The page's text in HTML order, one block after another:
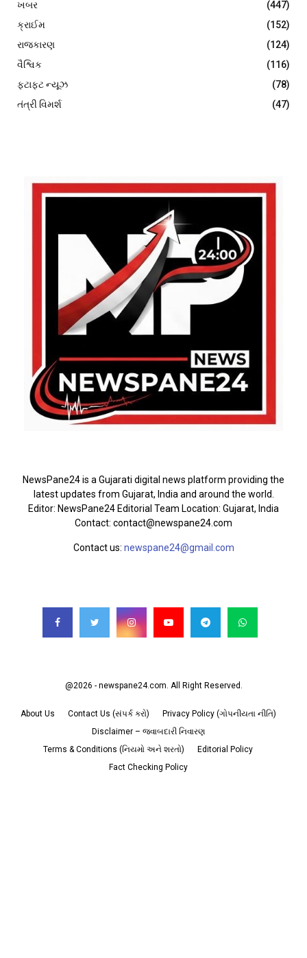
ખબર
(447)
ક્રાઈમ
(152)
રાજકારણ
(124)
વૈશ્વિક
(116)
ફટાફટ ન્યૂઝ
(78)
તંત્રી વિમર્શ
(47)
NewsPane24 is a Gujarati digital news platform providing the
latest updates from Gujarat, India and around the world.
Editor: NewsPane24 Editorial Team Location: Gujarat, India
Contact: contact@newspane24.com
Contact us: newspane24@gmail.com
@2026 - newspane24.com. All Right Reserved.
About Us Contact Us (સંપર્ક કરો)
Privacy Policy (ગોપનીયતા નીતિ)
Disclaimer – જવાબદારી નિવારણ
Terms & Conditions (નિયમો અને શરતો)
Editorial Policy
Fact Checking Policy